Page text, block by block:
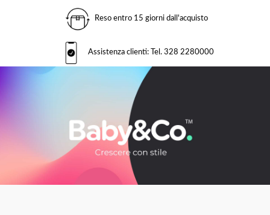
Reso entro 15 giorni dall'acquisto
Assistenza clienti: Tel. 328 2280000